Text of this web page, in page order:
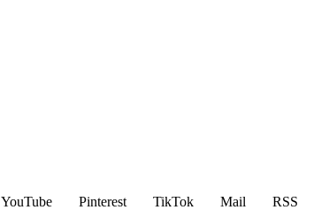
YouTube Pinterest TikTok Mail
RSS